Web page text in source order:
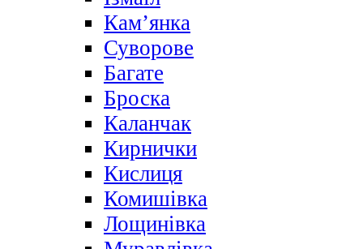
Кам’янка
Суворове
Багате
Броска
Каланчак
Кирнички
Кислиця
Комишівка
Лощинівка